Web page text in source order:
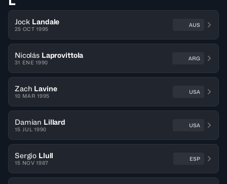
Jock Landale
25 OCT 1995
AUS
Nicolás Laprovittola
31 ENE 1990
ARG
Zach Lavine
10 MAR 1995
USA
Damian Lillard
15 JUL 1990
USA
Sergio Llull
15 NOV 1987
ESP